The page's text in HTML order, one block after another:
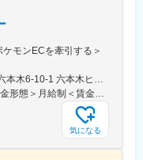
モンECを牽引する＞
＜勤務地詳細＞本社住所：東京都港区六本木6-10-1 六本木ヒルズ森タワー47F受動喫煙対策：屋内全面禁煙変更の範囲：会社の定める事業所（リモートワーク含む）
＜予定年収＞800万円～1,200万円＜賃金形態＞月給制＜賃金内訳＞月額（基本給）：598,822円～837,000円固定残業手当/月：109,011円～163,480円（固定残業時間25時間0分/月）超過した時間外労働の残業手当は追加支給＜月給＞707,833円～1,000,480円（一律手当を含む）＜昇給有無＞有＜残業手当＞有賃金はあくまでも目安の金額であり、選考を通じて上下する可能性があります。月給(月額)は固定手当を含めた表記です。
気になる